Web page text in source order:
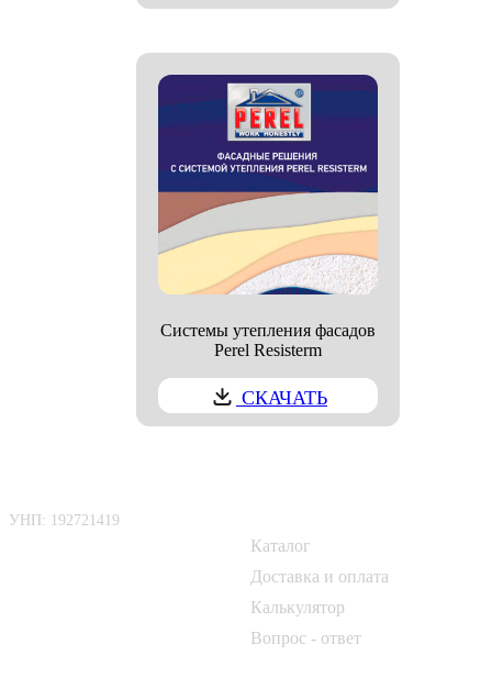
Системы утепления фасадов
Perel Resisterm
СКАЧАТЬ
УНП: 192721419
Каталог
Доставка и оплата
Калькулятор
Вопрос - ответ